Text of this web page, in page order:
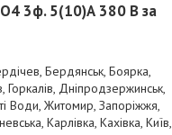
​ 3ф. 5(10)А 380 В за
Бердянськ, Боярка,
Дніпродзержинськ,
Води, Житомир, Запоріжжя,
Карлівка, Кахівка, Київ,